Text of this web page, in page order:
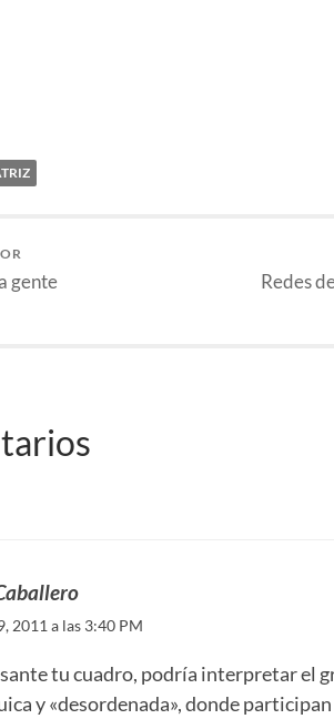
gente
Redes
2011 a las 3:40 PM
tu cuadro, podría interpretar el
y «desordenada», donde